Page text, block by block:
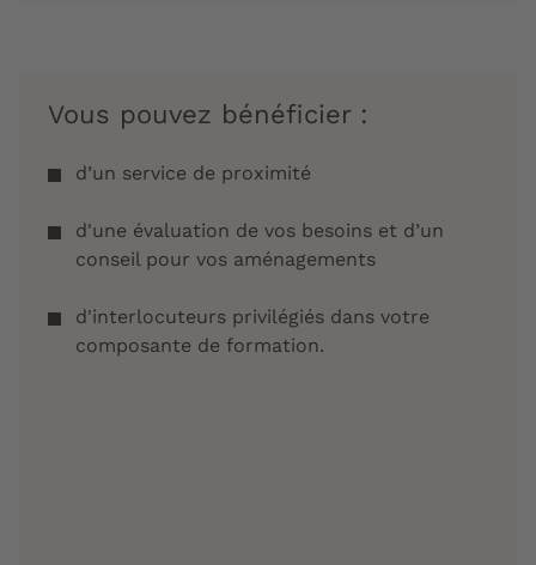
Vous pouvez bénéficier :
d’un service de proximité
d'une évaluation de vos besoins et d’un
conseil pour vos aménagements
d'interlocuteurs privilégiés dans votre
composante de formation.